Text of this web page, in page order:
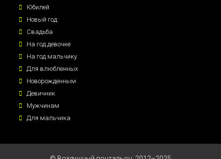
Юбилей
Новый год
Свадьба
На год девочке
На год мальчику
Для влюбленных
Новорожденным
Девичник
Мужчинам
Для мальчика